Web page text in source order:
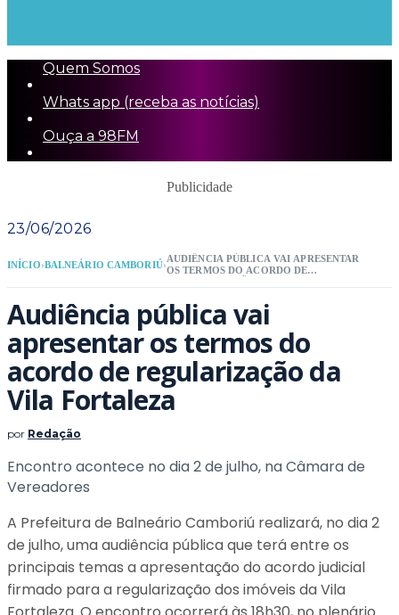
Quem Somos
Whats app (receba as notícias)
Ouça a 98FM
Publicidade
23/06/2026
INÍCIO›BALNEÁRIO CAMBORIÚ›
AUDIÊNCIA PÚBLICA VAI APRESENTAR
OS TERMOS DO ACORDO DE
Audiência pública vai
apresentar os termos do
acordo de regularização da
Vila Fortaleza
por Redação
Encontro acontece no dia 2 de julho, na Câmara de
Vereadores
A Prefeitura de Balneário Camboriú realizará, no dia 2
de julho, uma audiência pública que terá entre os
principais temas a apresentação do acordo judicial
firmado para a regularização dos imóveis da Vila